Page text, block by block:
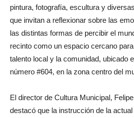
pintura, fotografía, escultura y
que invitan a reflexionar sobre las
las distintas formas de percibir el
recinto como un espacio cercano
talento local y la comunidad, ubicado
número #604, en la zona centro del
El director de Cultura Municipal,
destacó que la instrucción de la